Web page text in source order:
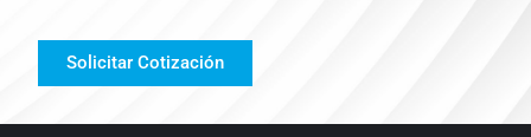
Solicitar Cotización